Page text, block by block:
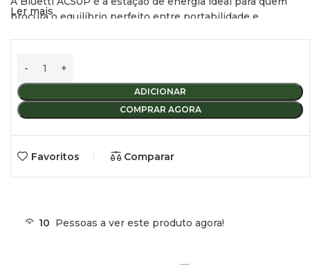
procura o equilíbrio perfeito entre portabilidade e
DESTAQUES DO PRODUTO:
Potência Elevada:700W de saída contínua, com modo
Power Lifting até 1000Wpara dispositivos como cafeteiras
ou arrozeiras.
Carregamento Turbo:Atinge80% de carga em apenas 45
Segurança LiFePO4:Bateria de longa duração com mais de
Ler mais
ADICIONAR
COMPRAR AGORA
Favoritos Comparar
10 Pessoas a ver este produto agora!